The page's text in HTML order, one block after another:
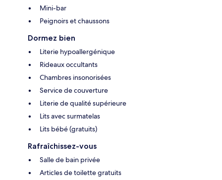
Mini-bar
Peignoirs et chaussons
Dormez bien
Literie hypoallergénique
Rideaux occultants
Chambres insonorisées
Service de couverture
Literie de qualité supérieure
Lits avec surmatelas
Lits bébé (gratuits)
Rafraîchissez-vous
Salle de bain privée
Articles de toilette gratuits